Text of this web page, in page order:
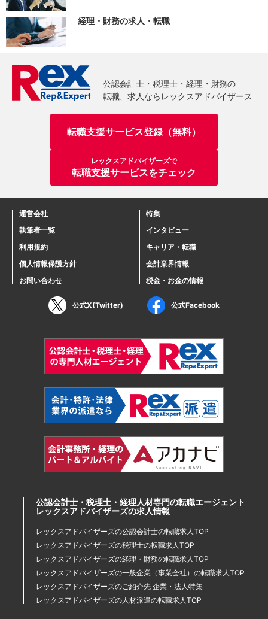
経理・財務の求人・転職
転職支援サービス登録（無料）
レックスアドバイザーズで
転職支援サービスをチェック
運営会社
執筆者一覧
利用規約
個人情報保護方針
お問い合わせ
特集
インタビュー
キャリア・転職
会計業界情報
税金・お金の情報
公式X(Twitter) 公式Facebook
公認会計士・税理士・経理人材専門の転職エージェント
レックスアドバイザーズの求人情報
レックスアドバイザーズの公認会計士の転職求人TOP
レックスアドバイザーズの税理士の転職求人TOP
レックスアドバイザーズの経理・財務の転職求人TOP
レックスアドバイザーズの一般企業（事業会社）の転職求人TOP
レックスアドバイザーズのご紹介先 企業・法人特集
レックスアドバイザーズの人材派遣の転職求人TOP